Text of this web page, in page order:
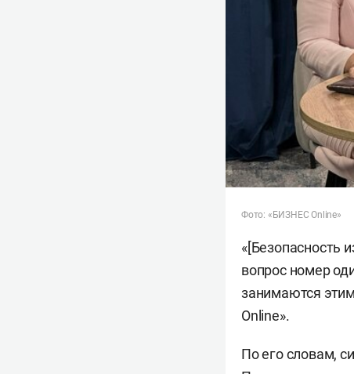
Фото: «БИЗНЕС Online»
«[Безопасность
вопрос номер
занимаются
Online».
По его словам,